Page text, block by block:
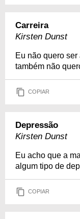
Carreira
Kirsten Dunst
Eu não quero ser
também não
COPIAR
Depressão
Kirsten Dunst
Eu acho que a
algum tipo de
COPIAR